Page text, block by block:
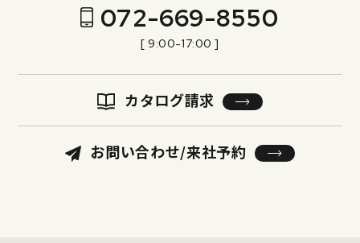
072-669-8550
[ 9:00-17:00 ]
カタログ請求
お問い合わせ/来社予約